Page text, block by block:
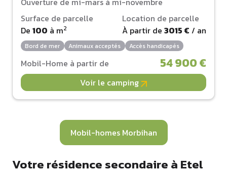
Surface de parcelle
De 100 à m2
Location de parcelle
À partir de 3015 € / an
Bord de mer Animaux acceptés Accès handicapés
Mobil-Home à partir de 54 900 €
Voir le camping
Mobil-homes Morbihan
Votre résidence secondaire à Etel